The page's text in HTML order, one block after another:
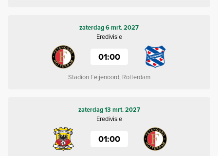
zaterdag 6 mrt. 2027
Eredivisie
01:00
Stadion Feijenoord, Rotterdam
zaterdag 13 mrt. 2027
Eredivisie
01:00